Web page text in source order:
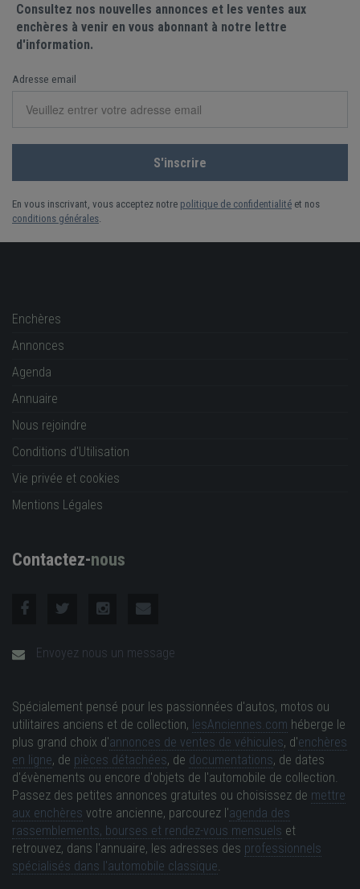
Consultez nos nouvelles annonces et les ventes aux
enchères à venir en vous abonnant à notre lettre
d'information.
Adresse email
En vous inscrivant, vous acceptez notre politique de confidentialité et nos
conditions générales
Enchères
Annonces
Agenda
Annuaire
Nous rejoindre
Conditions d'Utilisation
Vie privée et cookies
Mentions Légales
Contactez-nous
Envoyez nous un message
Spécialement pensé pour les passionnées d'autos, motos ou
utilitaires anciens et de collection, lesAnciennes.com héberge le
plus grand choix d'annonces de ventes de véhicules, d'enchères
en ligne, de pièces détachées, de documentations, de dates
d'évènements ou encore d'objets de l'automobile de collection.
Passez des petites annonces gratuites ou choisissez de mettre
aux enchères votre ancienne, parcourez l'agenda des
rassemblements, bourses et rendez-vous mensuels et
retrouvez, dans l'annuaire, les adresses des professionnels
spécialisés dans l'automobile classique.